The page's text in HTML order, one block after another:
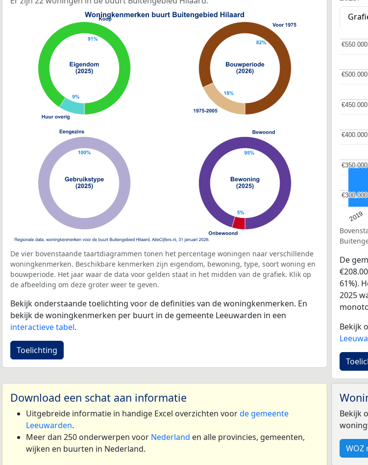
De vier bovenstaande taartdiagrammen tonen het percentage woningen naar verschillende
woningkenmerken. Beschikbare kenmerken zijn eigendom, bewoning, type, soort woning en
bouwperiode. Het jaar waar de data voor gelden staat in het midden van de grafiek. Klik op
de afbeelding om deze groter weer te geven.
Bekijk onderstaande toelichting voor de definities van de woningkenmerken. En
bekijk de woningkenmerken per buurt in de gemeente Leeuwarden in een
interactieve tabel.
Toelichting
2019
€300.000
€300.000
€350.000
€350.000
€400.000
€400.000
€450.000
€450.000
€500.000
€500.000
€550.000
€550.000
De
61%).
2025
Bekijk
Download een schat aan informatie
Uitgebreide informatie in handige Excel overzichten voorde gemeente
Leeuwarden.
Meer dan 250 onderwerpen voor Nederland en alle provincies, gemeenten,
wijken en buurten in Nederland.
Bekijk
WOZ